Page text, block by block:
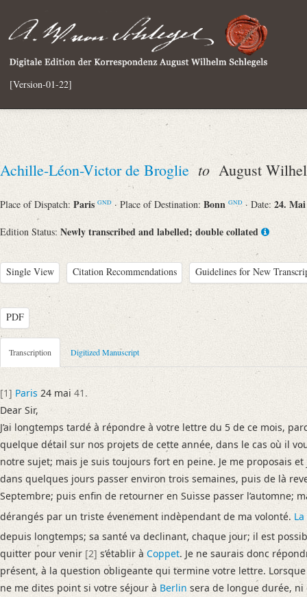
[Version-01-22]
Achille-Léon-Victor de Broglie to August
Place of Dispatch: Paris GND · Place of Destination: Bonn GND · Date: 24.
Edition Status: Newly transcribed and labelled; double collated
Single View Citation Recommendations Guidelines for New
PDF
Metadata Concerning Header
Sender: Achille-Léon-Victor de Broglie
Recipient: August Wilhelm von Schlegel
Place of Dispatch: Paris
Place of Destination: Bonn
Date: 24. Mai [1841]
Notations: Datum (Jahr) sowie Empfangsort erschlossen. – Datierung
Manuscript
Provider: Dresden, Sächsische Landesbibliothek - Staats- und
OAI Id: DE-611-38973
Classification Number: Mscr.Dresd.e.90,XIX,Bd.4(2),Nr.11
Number of Pages: 2 S. auf Doppelbl., hs. m. U.
Format: 20,8 x 13,5 cm
Incipit: „[1] Paris 24 mai 41.
Transcription Digitized Manuscript
[1] Paris 24 mai 41.
Dear Sir,
J’ai longtemps tardé à répondre à votre lettre du 5 de ce mois,
quelque détail sur nos projets de cette année, dans le cas où il
notre sujet; mais je suis toujours fort en peine. Je me proposais
dans quelques jours passer environ trois semaines, puis de là
Septembre; puis enfin de retourner en Suisse passer l’automne;
dérangés par un triste évenement indèpendant de ma volonté.
depuis longtemps; sa santé va declinant, chaque jour; il est
quitter pour venir [2] s’établir à Coppet. Je ne saurais donc
présent, à la question obligeante qui termine votre lettre. Lorsque
ne me dites point si votre séjour à Berlin sera de longue durée,